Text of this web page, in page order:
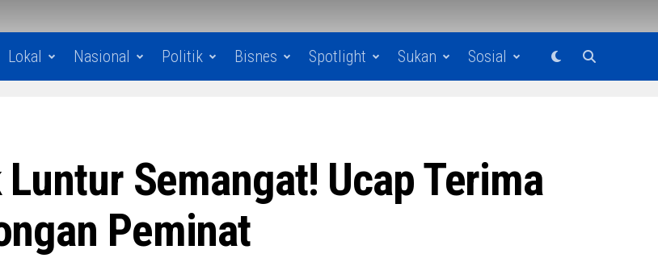
Lokal Nasional Politik Bisnes Spotlight Sukan Sosial
Luntur Semangat! Ucap Terima
Peminat